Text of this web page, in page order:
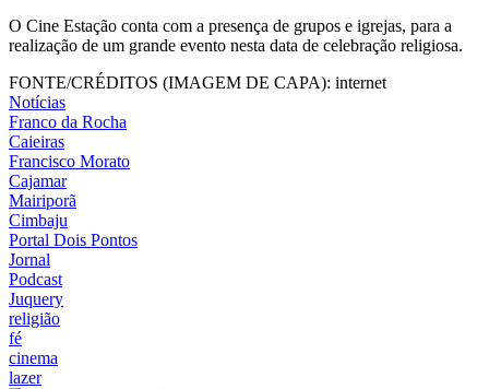
O Cine Estação conta com a presença de grupos e igrejas, para a
realização de um grande evento nesta data de celebração religiosa.
FONTE/CRÉDITOS (IMAGEM DE CAPA): internet
Notícias
Franco da Rocha
Caieiras
Francisco Morato
Cajamar
Mairiporã
Cimbaju
Portal Dois Pontos
Jornal
Podcast
Juquery
religião
fé
cinema
lazer